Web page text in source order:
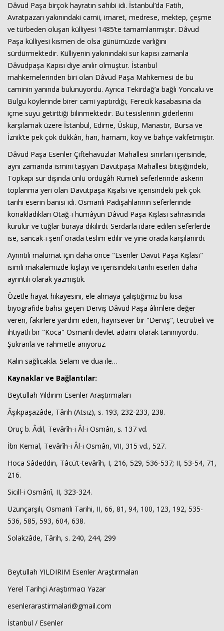
Dâvud Paşa birçok hayratın sahibi idi. İstanbul’da Fatih,
Avratpazarı yakınındaki camii, imaret, medrese, mektep, çeşme
ve türbeden oluşan külliyesi 1485’te tamamlanmıştır. Dâvud
Paşa külliyesi kısmen de olsa günümüzde varlığını
sürdürmektedir. Külliyenin yakınındaki sur kapısı zamanla
Dâvudpaşa Kapısı diye anılır olmuştur. İstanbul
mahkemelerinden biri olan Dâvud Paşa Mahkemesi de bu
caminin yanında bulunuyordu. Ayrıca Tekirdağ’a bağlı Yoncalu ve
Bulgu köylerinde birer cami yaptırdığı, Ferecik kasabasına da
içme suyu getirttiği bilinmektedir. Bu tesislerinin giderlerini
karşılamak üzere İstanbul, Edirne, Üsküp, Manastır, Bursa ve
İznik’te pek çok dükkân, han, hamam, köy ve bahçe vakfetmiştir.
Dâvud Paşa Esenler Çiftehavuzlar Mahallesi sınırları içerisinde,
aynı zamanda ismini taşıyan Davutpaşa Mahallesi bitişiğindeki,
Topkapı sur dışında ünlü ordugâh Rumeli seferlerinde askerin
toplanma yeri olan Davutpaşa Kışalsı ve içerisindeki pek çok
tarihi eserin banisi idi. Osmanlı Padişahlarının seferlerinde
konakladıkları Otağ-ı hümâyun Dâvud Paşa Kışlası sahrasında
kurulur ve tuğlar buraya dikilirdi. Serdarla idare edilen seferlerde
ise, sancak-ı şerif orada teslim edilir ve yine orada karşılanırdı.
Ayrıntılı malumat için daha önce "Esenler Davut Paşa Kışlası"
isimli makalemizde kışlayı ve içerisindeki tarihi eserleri daha
ayrıntılı olarak yazmıştık.
Özetle hayat hikayesini, ele almaya çalıştığımız bu kısa
biyografide bahsi geçen Derviş Dâvud Paşa âlimlere değer
veren, fakirlere yardım eden, hayırsever bir "Derviş", tecrübeli ve
ihtiyatlı bir "Koca" Osmanlı devlet adamı olarak tanınıyordu.
Şükranla ve rahmetle anıyoruz.
Kalın sağlıcakla. Selam ve dua ile…
Kaynaklar ve Bağlantılar:
Beytullah Yıldırım Esenler Araştırmaları
Âşıkpaşazâde, Târih (Atsız), s. 193, 232-233, 238.
Oruç b. Âdil, Tevârîh-i Âl-i Osmân, s. 137 vd.
İbn Kemal, Tevârîh-i Âl-i Osmân, VII, 315 vd., 527.
Hoca Sâdeddin, Tâcü’t-tevârîh, I, 216, 529, 536-537; II, 53-54, 71,
216.
Sicill-i Osmânî, II, 323-324.
Uzunçarşılı, Osmanlı Tarihi, II, 66, 81, 94, 100, 123, 192, 535-
536, 585, 593, 604, 638.
Solakzâde, Târih, s. 240, 244, 299
Beytullah YILDIRIM Esenler Araştırmaları
Yerel Tarihçi Araştırmacı Yazar
esenlerarastirmalari@gmail.com
İstanbul / Esenler